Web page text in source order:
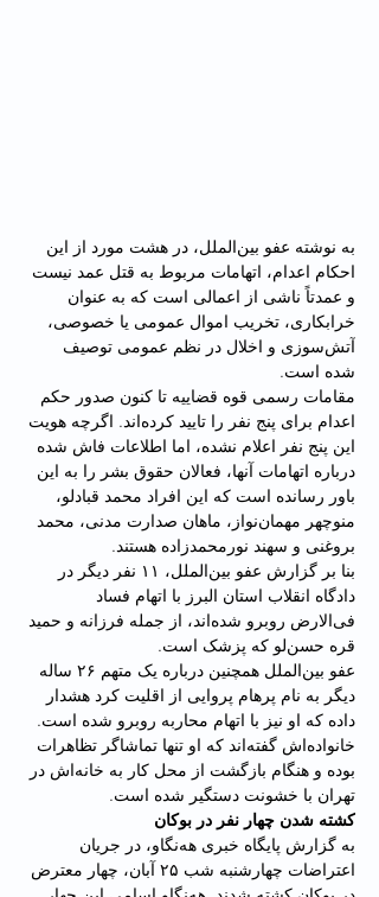
به نوشته عفو بین‌الملل، در هشت مورد از این
احکام اعدام، اتهامات مربوط به قتل عمد نیست
و عمدتاً ناشی از اعمالی است که به عنوان
خرابکاری، تخریب اموال عمومی یا خصوصی،
آتش‌سوزی و اخلال در نظم عمومی توصیف
شده است.
مقامات رسمی قوه قضاییه تا کنون صدور حکم
اعدام برای پنج نفر را تایید کرده‌اند. اگرچه هویت
این پنج نفر اعلام نشده، اما اطلاعات فاش شده
درباره اتهامات آنها، فعالان حقوق بشر را به این
باور رسانده است که این افراد محمد قبادلو،
منوچهر مهمان‌نواز، ماهان صدارت مدنی، محمد
بروغنی و سهند نورمحمدزاده هستند.
بنا بر گزارش عفو بین‌الملل، ۱۱ نفر دیگر در
دادگاه انقلاب استان البرز با اتهام فساد
فی‌الارض روبرو شده‌اند، از جمله فرزانه و حمید
قره حسن‌لو که پزشک است.
عفو بین‌الملل همچنین درباره یک متهم ۲۶ ساله
دیگر به نام پرهام پروایی از اقلیت کرد هشدار
داده که او نیز با اتهام محاربه روبرو شده است.
خانواده‌اش گفته‌اند که او تنها تماشاگر تظاهرات
بوده و هنگام بازگشت از محل کار به خانه‌اش در
تهران با خشونت دستگیر شده است.
کشته شدن چهار نفر در بوکان
به گزارش پایگاه خبری هه‌نگاو، در جریان
اعتراضات چهارشنبه شب ۲۵ آبان، چهار معترض